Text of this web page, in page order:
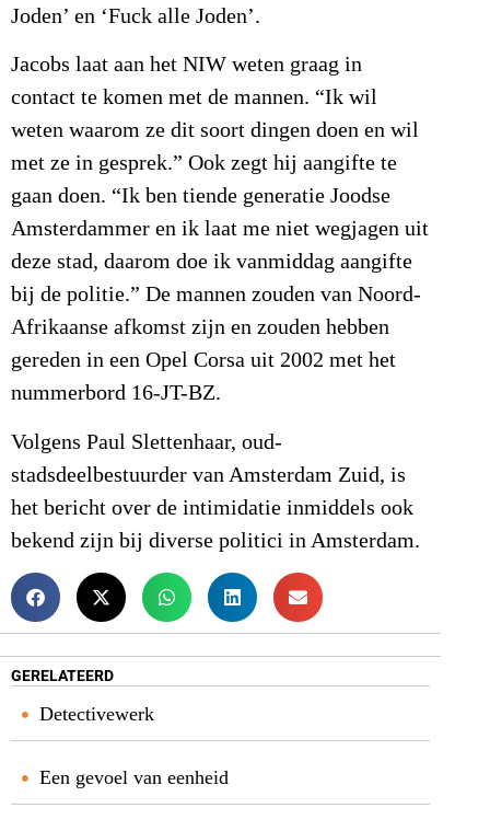
Joden’ en ‘Fuck alle Joden’.
Jacobs laat aan het NIW weten graag in
contact te komen met de mannen. “Ik wil
weten waarom ze dit soort dingen doen en wil
met ze in gesprek.” Ook zegt hij aangifte te
gaan doen. “Ik ben tiende generatie Joodse
Amsterdammer en ik laat me niet wegjagen uit
deze stad, daarom doe ik vanmiddag aangifte
bij de politie.” De mannen zouden van Noord-
Afrikaanse afkomst zijn en zouden hebben
gereden in een Opel Corsa uit 2002 met het
nummerbord 16-JT-BZ.
Volgens Paul Slettenhaar, oud-
stadsdeelbestuurder van Amsterdam Zuid, is
het bericht over de intimidatie inmiddels ook
bekend zijn bij diverse politici in Amsterdam.
GERELATEERD
Detectivewerk
Een gevoel van eenheid